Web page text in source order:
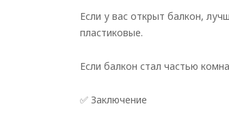
Если у вас открыт балкон,
пластиковые.
Если балкон стал частью
✅ Заключение